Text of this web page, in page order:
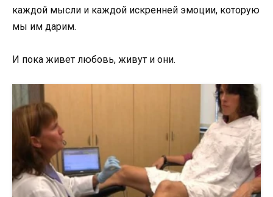
каждой мысли и каждой искренней эмоции, которую
мы им дарим.
И пока живет любовь, живут и они.